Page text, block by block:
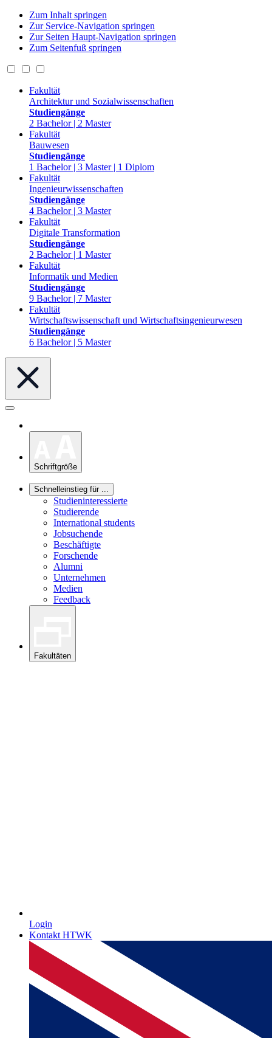
Zum Inhalt springen
Zur Service-Navigation springen
Zur Seiten Haupt-Navigation springen
Zum Seitenfuß springen
Fakultät
Architektur und Sozialwissenschaften
Studiengänge
2 Bachelor | 2 Master
Fakultät
Bauwesen
Studiengänge
1 Bachelor | 3 Master | 1 Diplom
Fakultät
Ingenieurwissenschaften
Studiengänge
4 Bachelor | 3 Master
Fakultät
Digitale Transformation
Studiengänge
2 Bachelor | 1 Master
Fakultät
Informatik und Medien
Studiengänge
9 Bachelor | 7 Master
Fakultät
Wirtschaftswissenschaft und Wirtschaftsingenieurwesen
Studiengänge
6 Bachelor | 5 Master
Schriftgröße
Schnelleinstieg für ...
Studieninteressierte
Studierende
International students
Jobsuchende
Beschäftigte
Forschende
Alumni
Unternehmen
Medien
Feedback
Fakultäten
Login
Kontakt HTWK